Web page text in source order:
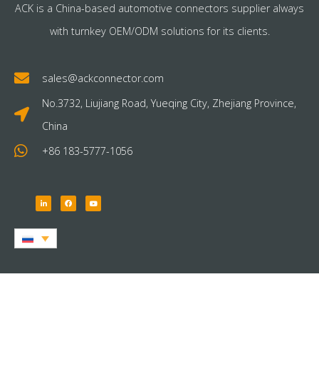
ACK is a China-based automotive connectors supplier always
with turnkey OEM/ODM solutions for its clients.
sales@ackconnector.com
No.3732, Liujiang Road, Yueqing City, Zhejiang Province,
China
+86 183-5777-1056